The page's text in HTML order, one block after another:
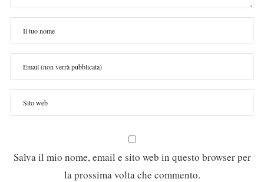
Salva il mio nome, email e sito web in questo browser per
la prossima volta che commento.